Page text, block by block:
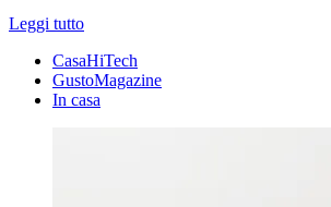
Leggi tutto
CasaHiTech
GustoMagazine
In casa